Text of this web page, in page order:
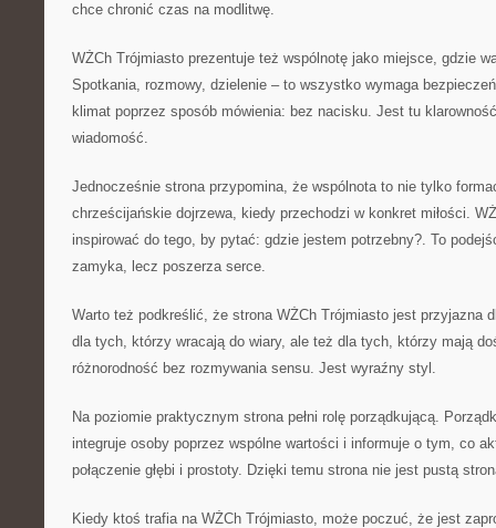
chce chronić czas na modlitwę.
WŻCh Trójmiasto prezentuje też wspólnotę jako miejsce, gdzie
Spotkania, rozmowy, dzielenie – to wszystko wymaga
klimat poprzez sposób mówienia: bez nacisku. Jest tu
wiadomość.
Jednocześnie strona przypomina, że wspólnota to nie tylko
chrześcijańskie dojrzewa, kiedy przechodzi w konkret miłości.
inspirować do tego, by pytać: gdzie jestem potrzebny?. To
zamyka, lecz poszerza serce.
Warto też podkreślić, że strona WŻCh Trójmiasto jest przyjazna
dla tych, którzy wracają do wiary, ale też dla tych, którzy mają
różnorodność bez rozmywania sensu. Jest wyraźny styl.
Na poziomie praktycznym strona pełni rolę porządkującą.
integruje osoby poprzez wspólne wartości i informuje o tym, co
połączenie głębi i prostoty. Dzięki temu strona nie jest pustą
Kiedy ktoś trafia na WŻCh Trójmiasto, może poczuć, że jest